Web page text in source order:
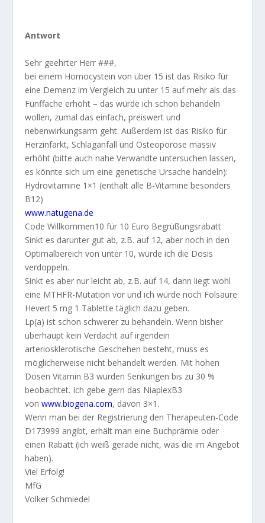
Antwort
Sehr geehrter Herr ###,
bei einem Homocystein von über 15 ist das Risiko für
eine Demenz im Vergleich zu unter 15 auf mehr als das
Fünffache erhöht – das würde ich schon behandeln
wollen, zumal das einfach, preiswert und
nebenwirkungsarm geht. Außerdem ist das Risiko für
Herzinfarkt, Schlaganfall und Osteoporose massiv
erhöht (bitte auch nahe Verwandte untersuchen lassen,
es könnte sich um eine genetische Ursache handeln):
Hydrovitamine 1×1 (enthält alle B-Vitamine besonders
B12)
www.natugena.de
Code Willkommen10 für 10 Euro Begrüßungsrabatt
Sinkt es darunter gut ab, z.B. auf 12, aber noch in den
Optimalbereich von unter 10, würde ich die Dosis
verdoppeln.
Sinkt es aber nur leicht ab, z.B. auf 14, dann liegt wohl
eine MTHFR-Mutation vor und ich würde noch Folsäure
Hevert 5 mg 1 Tablette täglich dazu geben.
Lp(a) ist schon schwerer zu behandeln. Wenn bisher
überhaupt kein Verdacht auf irgendein
arteriosklerotische Geschehen besteht, muss es
möglicherweise nicht behandelt werden. Mit hohen
Dosen Vitamin B3 wurden Senkungen bis zu 30 %
beobachtet. Ich gebe gern das NiaplexB3
vonwww.biogena.com, davon 3×1.
Wenn man bei der Registrierung den Therapeuten-Code
D173999 angibt, erhält man eine Buchprämie oder
einen Rabatt (ich weiß gerade nicht, was die im Angebot
haben).
Viel Erfolg!
MfG
Volker Schmiedel